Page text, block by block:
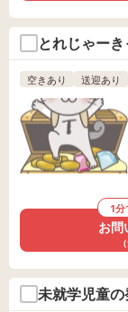
とれじゃー
空きあり 送迎あり
1分
お問
未就学児童